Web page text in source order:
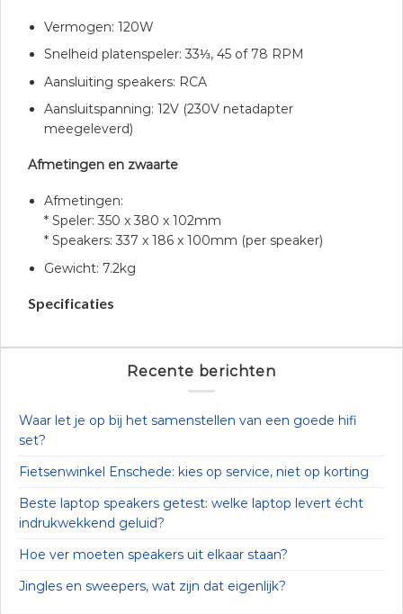
Vermogen: 120W
Snelheid platenspeler: 33⅓, 45 of 78 RPM
Aansluiting speakers: RCA
Aansluitspanning: 12V (230V netadapter
meegeleverd)
Afmetingen en zwaarte
Afmetingen:
* Speler: 350 x 380 x 102mm
* Speakers: 337 x 186 x 100mm (per speaker)
Gewicht: 7.2kg
Specificaties
Recente berichten
Waar let je op bij het samenstellen van een goede hifi
set?
Fietsenwinkel Enschede: kies op service, niet op korting
Beste laptop speakers getest: welke laptop levert écht
indrukwekkend geluid?
Hoe ver moeten speakers uit elkaar staan?
Jingles en sweepers, wat zijn dat eigenlijk?